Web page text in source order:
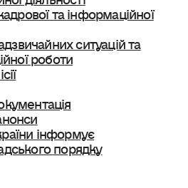
та інформаційної
ситуацій та
роботи
інформує
порядку